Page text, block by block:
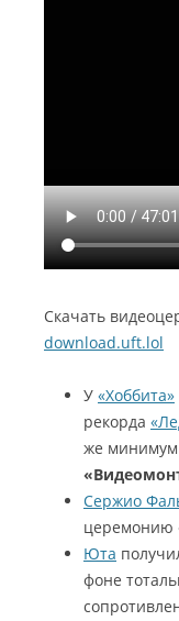
Скачать
download.uft.lol
У «Хоббита»
рекорда
же минимум
Сержио
церемонию
Юта
фоне